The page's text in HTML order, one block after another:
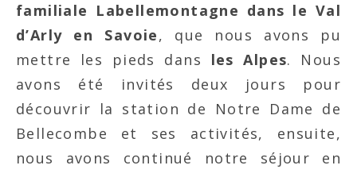
familiale Labellemontagne dans le Val
d’Arly en Savoie, que nous avons pu
mettre les pieds dans les Alpes. Nous
avons été invités deux jours pour
découvrir la station de Notre Dame de
Bellecombe et ses activités, ensuite,
nous avons continué notre séjour en